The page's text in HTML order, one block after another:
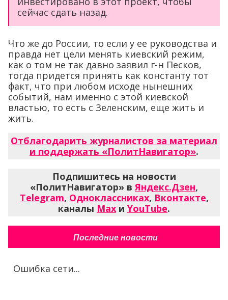
сейчас сдать назад.
Что же до России, то если у ее руководства и
правда нет цели менять киевский режим,
как о том не так давно заявил г-н Песков,
тогда придется принять как константу тот
факт, что при любом исходе нынешних
событий, нам именно с этой киевской
властью, то есть с Зеленским, еще жить и
жить.
Отблагодарить журналистов за материал
и поддержать «ПолитНавигатор».
Подпишитесь на новости
«ПолитНавигатор» вЯндекс.Дзен,
Telegram, Одноклассниках, Вконтакте,
каналы Max и YouTube.
Последние новости
Ошибка сети...